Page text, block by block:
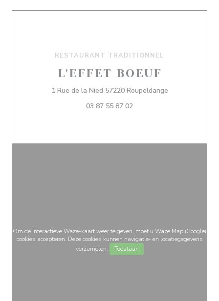
RESTAURANT TRADITIONNEL
L'EFFET BOEUF
1 Rue de la Nied 57220 Roupeldange((opent in een
03 87 55 87 02
Om de interactieve Waze-kaart weer te geven, moet u Waze Map (Google)
cookies accepteren. Deze cookies kunnen navigatie- en locatiegegevens
verzamelen.
Toestaan